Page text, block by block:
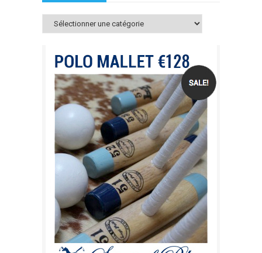
Catégories